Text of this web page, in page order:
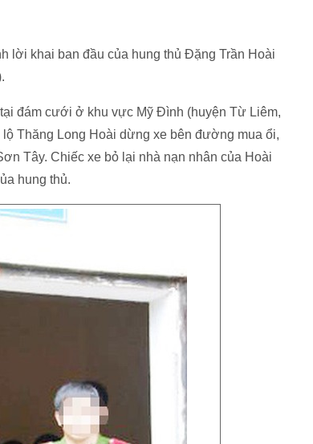
lời khai ban đầu của hung thủ Đặng Trần Hoài
đám cưới ở khu vực Mỹ Đình (huyện Từ Liêm,
Thăng Long Hoài dừng xe bên đường mua ổi,
Tây. Chiếc xe bỏ lại nhà nạn nhân của Hoài
hung thủ.